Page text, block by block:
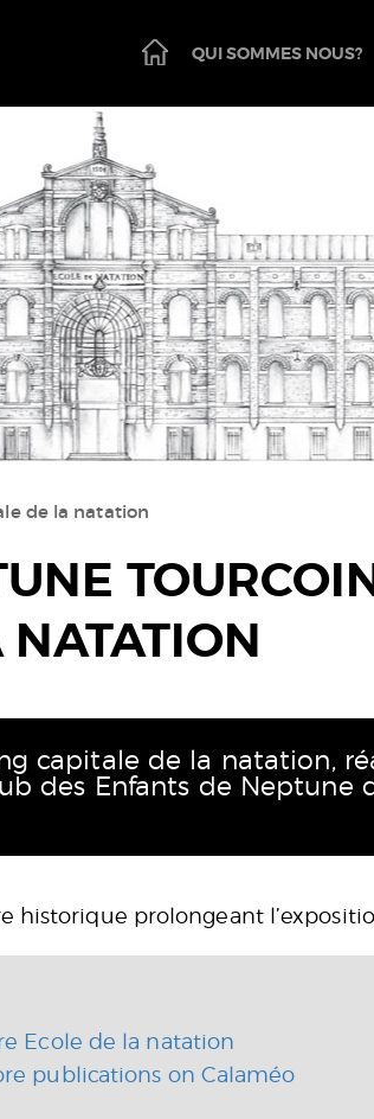
PAGE
D'ACCUEIL
QUI SOMMES NOUS?
de la natation
NATATION
capitale de la natation,
des Enfants de Neptune
historique prolongeant
Ecole de la natation
publications on Calaméo